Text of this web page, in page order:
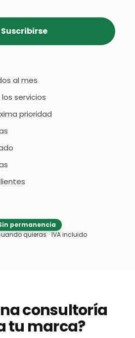
Suscribirse
al mes
servicios
prioridad
Sin permanencia
quieras · IVA incluido
consultoría
tu marca?